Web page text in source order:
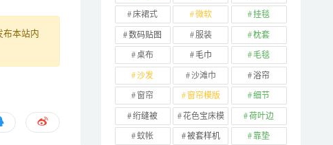
布本站内
床裙式 微软 挂毯
数码贴图 服装 枕套
桌布 毛巾 毛毯
沙发 沙滩巾 浴帘
窗帘 窗帘模版 细节
绗缝被 花色宝床模 荷叶边
蚊帐 被套样机 靠垫